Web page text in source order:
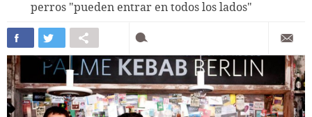
perros "pueden entrar en todos los lados"